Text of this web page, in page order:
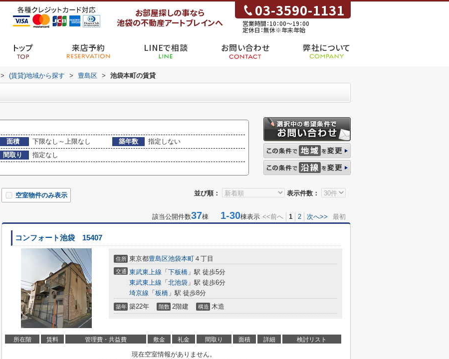
お部屋探しの事なら
池袋の不動産アートブレインへ
03-3590-1131
営業時間：10：00～19：00
定休日：無休※年末年始
トップ 来店予約 LINEで相談 お問い合わせ 弊社について
> (賃貸)地域から探す > 豊島区 > 池袋本町の賃貸
面積 下限なし～上限なし 築年数
指定しない
間取り
指定なし
並び順： 表示件数：
空室物件のみ表示
該当公開件数37棟 1-30棟表示 <<前へ 1 2 次へ>> 最初
コンフォート池袋 15407
住所 東京都豊島区池袋本町 ４丁目
交通 東武東上線 「 下板橋 」駅 徒歩5分
東武東上線 「 北池袋 」駅 徒歩6分
埼京線 「 板橋 」駅 徒歩8分
築年 築22年 階数 2階建 構造 木造
所在階 賃料 管理費・共益費 敷金 礼金 間取り 面積 詳細 検討リスト
現在空室情報がありません。